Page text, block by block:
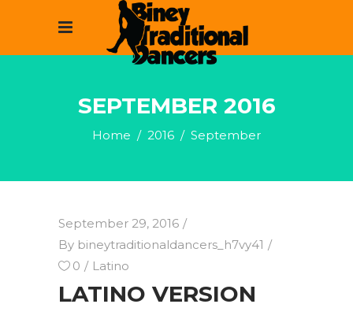
SEPTEMBER 2016
Home / 2016 / September
September 29, 2016
By bineytraditionaldancers_h7vy41
0
Latino
LATINO VERSION